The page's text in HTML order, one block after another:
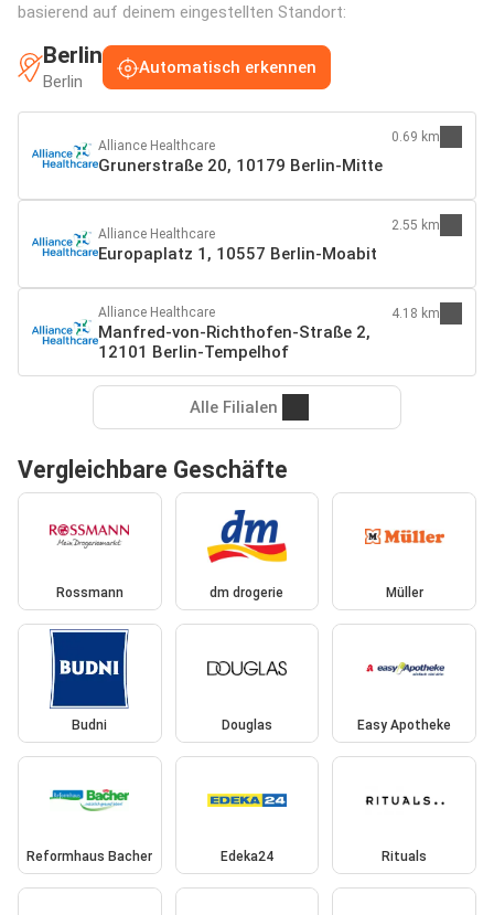
basierend auf deinem eingestellten Standort:
Berlin
Berlin
Automatisch erkennen
Alliance Healthcare
Grunerstraße 20, 10179 Berlin-Mitte
0.69 km
Alliance Healthcare
Europaplatz 1, 10557 Berlin-Moabit
2.55 km
Alliance Healthcare
Manfred-von-Richthofen-Straße 2,
12101 Berlin-Tempelhof
4.18 km
Alle Filialen
Vergleichbare Geschäfte
Rossmann dm drogerie Müller
Budni Douglas Easy Apotheke
Reformhaus Bacher Edeka24 Rituals